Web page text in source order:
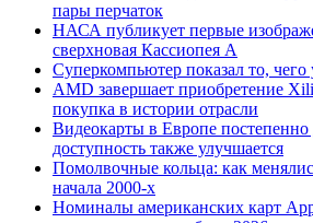
пары перчаток
НАСА публикует первые
сверхновая Кассиопея А
Суперкомпьютер показал то,
AMD завершает приобретение
покупка в истории отрасли
Видеокарты в Европе
доступность также улучшается
Помолвочные кольца: как
начала 2000-х
Номиналы американских карт